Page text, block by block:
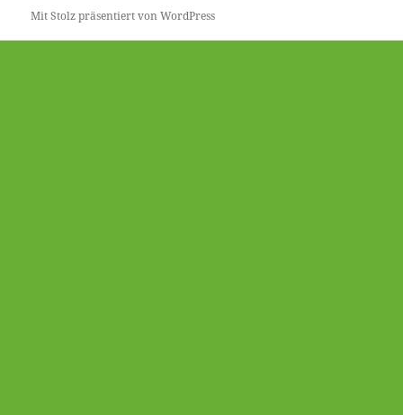
Mit Stolz präsentiert von WordPress